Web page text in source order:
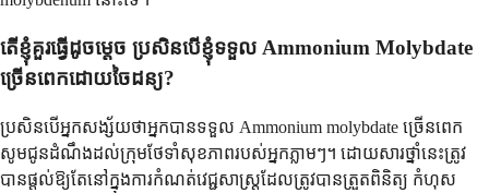
តើខ្ញុំគួរធ្វើដូចម្តេច ប្រសិនបើខ្ញុំទទួល Ammonium Molybdate
ច្រើនពេកដោយចៃដន្យ?
ប្រសិនបើអ្នកសង្ស័យថាអ្នកបានទទួល Ammonium molybdate ច្រើនពេក
សូមជូនដំណឹងដល់ក្រុមថែទាំសុខភាពរបស់អ្នកភ្លាមៗ។ ដោយសារថ្នាំនេះត្រូវ
បានផ្តល់ឱ្យតែនៅក្នុងការកំណត់វេជ្ជសាស្ត្រដែលត្រូវបានត្រួតពិនិត្យ កំហុស